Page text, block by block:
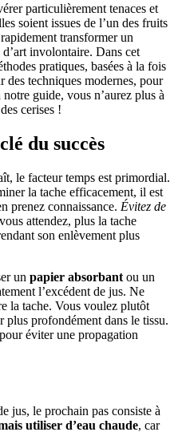
particulièrement tenaces et
soient issues de l’un des fruits
transformer un
involontaire. Dans cet
pratiques, basées à la fois
des techniques modernes, pour
guide, vous n’aurez plus à
cerises !
du succès
le facteur temps est primordial.
la tache efficacement, il est
prenez connaissance. Évitez de
attendez, plus la tache
son enlèvement plus
un papier absorbant ou un
l’excédent de jus. Ne
la tache. Vous voulez plutôt
plus profondément dans le tissu.
éviter une propagation
jus, le prochain pas consiste à
utiliser d’eau chaude, car